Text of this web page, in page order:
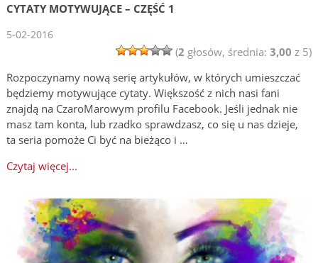
CYTATY MOTYWUJĄCE – CZĘŚĆ 1
5-02-2016
(2 głosów, średnia: 3,00 z 5)
Rozpoczynamy nową serię artykułów, w których umieszczać
będziemy motywujące cytaty. Większość z nich nasi fani
znajdą na CzaroMarowym profilu Facebook. Jeśli jednak nie
masz tam konta, lub rzadko sprawdzasz, co się u nas dzieje,
ta seria pomoże Ci być na bieżąco i …
Czytaj więcej...